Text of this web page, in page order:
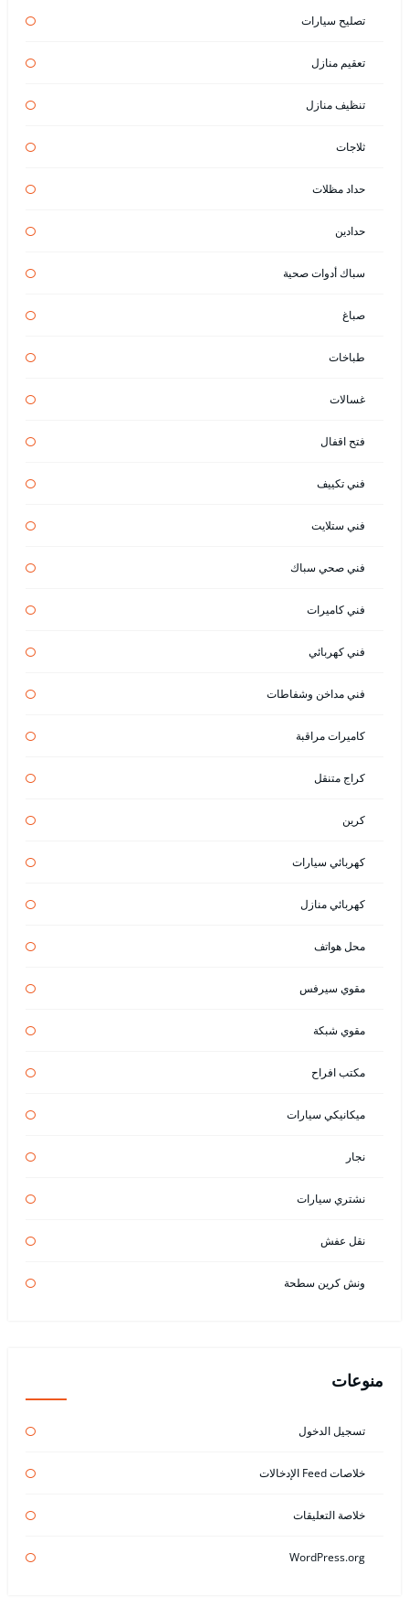
تصليح سيارات
تعقيم منازل
تنظيف منازل
ثلاجات
حداد مظلات
حدادين
سباك أدوات صحية
صباغ
طباخات
غسالات
فتح اقفال
فني تكييف
فني ستلايت
فني صحي سباك
فني كاميرات
فني كهربائي
فني مداخن وشفاطات
كاميرات مراقبة
كراج متنقل
كرين
كهربائي سيارات
كهربائي منازل
محل هواتف
مقوي سيرفس
مقوي شبكة
مكتب افراح
ميكانيكي سيارات
نجار
نشتري سيارات
نقل عفش
ونش كرين سطحة
منوعات
تسجيل الدخول
خلاصات Feed الإدخالات
خلاصة التعليقات
WordPress.org